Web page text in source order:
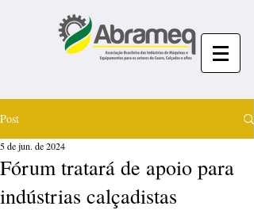
Post
Fórum tratará de apoio para
indústrias calçadistas
5 de jun. de 2024